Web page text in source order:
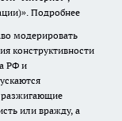
Подробнее
модерировать
конструктивности
РФ и
или вражду, а